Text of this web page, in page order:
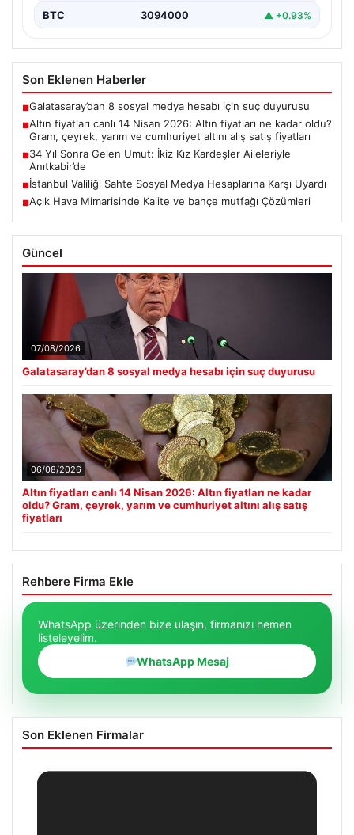
BTC 3094000 ▲ +0.93%
Son Eklenen Haberler
■Galatasaray’dan 8 sosyal medya hesabı için suç duyurusu
■Altın fiyatları canlı 14 Nisan 2026: Altın fiyatları ne kadar oldu?
Gram, çeyrek, yarım ve cumhuriyet altını alış satış fiyatları
■34 Yıl Sonra Gelen Umut: İkiz Kız Kardeşler Aileleriyle
Anıtkabir’de
■İstanbul Valiliği Sahte Sosyal Medya Hesaplarına Karşı Uyardı
■Açık Hava Mimarisinde Kalite ve bahçe mutfağı Çözümleri
Güncel
07/08/2026
Galatasaray’dan 8 sosyal medya hesabı için suç duyurusu
06/08/2026
Altın fiyatları canlı 14 Nisan 2026: Altın fiyatları ne kadar
oldu? Gram, çeyrek, yarım ve cumhuriyet altını alış satış
fiyatları
Rehbere Firma Ekle
WhatsApp üzerinden bize ulaşın, firmanızı hemen
listeleyelim.
WhatsApp Mesaj
Son Eklenen Firmalar